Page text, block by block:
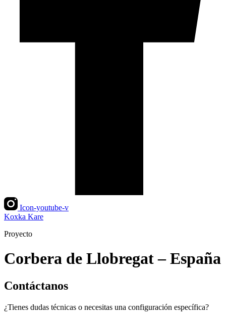
Icon-youtube-v
Koxka Kare
Proyecto
Corbera de Llobregat – España
Contáctanos
¿Tienes dudas técnicas o necesitas una configuración específica?